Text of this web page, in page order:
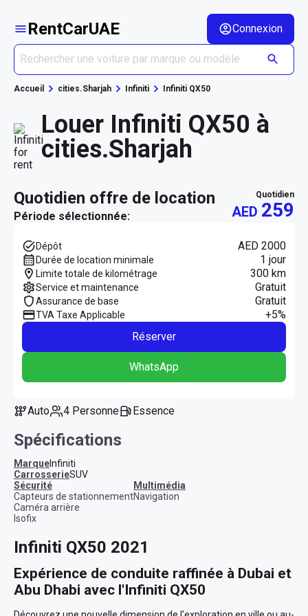
RentCarUAE Connexion
Accueil cities.Sharjah Infiniti Infiniti QX50
Louer Infiniti QX50 à
cities.Sharjah
quotidien offre de location
Période sélectionnée:
quotidien
AED 259
Dépôt AED 2000
Durée de location minimale 1 jour
Limite totale de kilométrage 300 km
Service et maintenance Gratuit
Assurance de base Gratuit
TVA Taxe Applicable
+5%
Réserver
WhatsApp
Auto 4 Personne Essence
Spécifications
MarqueInfiniti
CarrosserieSUV
sécurité
Capteurs de stationnement
Caméra arrière
Isofix
multimédia
Navigation
Infiniti QX50 2021
Expérience de conduite raffinée à Dubai et
Abu Dhabi avec l'Infiniti QX50